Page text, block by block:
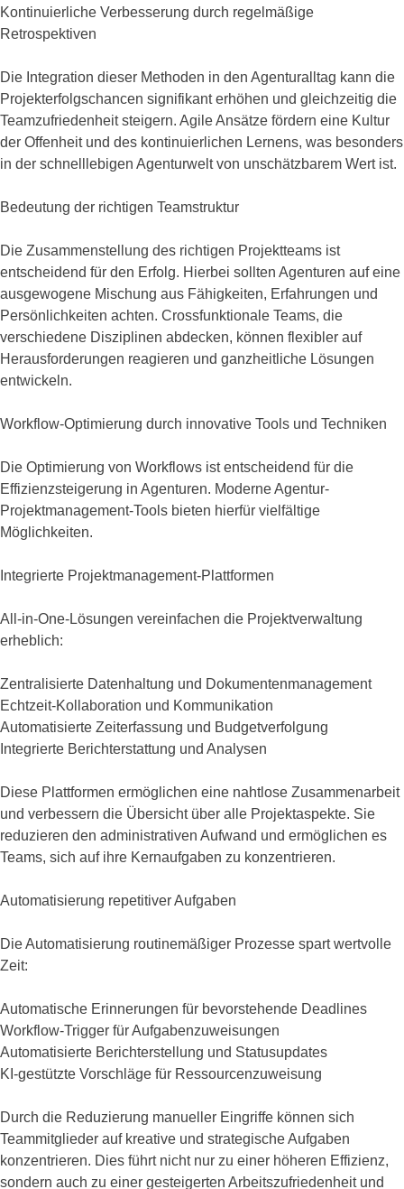
Kontinuierliche Verbesserung durch regelmäßige
Retrospektiven
Die Integration dieser Methoden in den Agenturalltag kann die
Projekterfolgschancen signifikant erhöhen und gleichzeitig die
Teamzufriedenheit steigern. Agile Ansätze fördern eine Kultur
der Offenheit und des kontinuierlichen Lernens, was besonders
in der schnelllebigen Agenturwelt von unschätzbarem Wert ist.
Bedeutung der richtigen Teamstruktur
Die Zusammenstellung des richtigen Projektteams ist
entscheidend für den Erfolg. Hierbei sollten Agenturen auf eine
ausgewogene Mischung aus Fähigkeiten, Erfahrungen und
Persönlichkeiten achten. Crossfunktionale Teams, die
verschiedene Disziplinen abdecken, können flexibler auf
Herausforderungen reagieren und ganzheitliche Lösungen
entwickeln.
Workflow-Optimierung durch innovative Tools und Techniken
Die Optimierung von Workflows ist entscheidend für die
Effizienzsteigerung in Agenturen. Moderne Agentur-
Projektmanagement-Tools bieten hierfür vielfältige
Möglichkeiten.
Integrierte Projektmanagement-Plattformen
All-in-One-Lösungen vereinfachen die Projektverwaltung
erheblich:
Zentralisierte Datenhaltung und Dokumentenmanagement
Echtzeit-Kollaboration und Kommunikation
Automatisierte Zeiterfassung und Budgetverfolgung
Integrierte Berichterstattung und Analysen
Diese Plattformen ermöglichen eine nahtlose Zusammenarbeit
und verbessern die Übersicht über alle Projektaspekte. Sie
reduzieren den administrativen Aufwand und ermöglichen es
Teams, sich auf ihre Kernaufgaben zu konzentrieren.
Automatisierung repetitiver Aufgaben
Die Automatisierung routinemäßiger Prozesse spart wertvolle
Zeit:
Automatische Erinnerungen für bevorstehende Deadlines
Workflow-Trigger für Aufgabenzuweisungen
Automatisierte Berichterstellung und Statusupdates
KI-gestützte Vorschläge für Ressourcenzuweisung
Durch die Reduzierung manueller Eingriffe können sich
Teammitglieder auf kreative und strategische Aufgaben
konzentrieren. Dies führt nicht nur zu einer höheren Effizienz,
sondern auch zu einer gesteigerten Arbeitszufriedenheit und